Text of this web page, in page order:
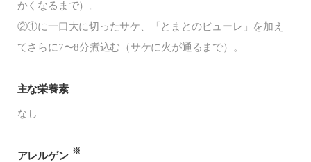
かくなるまで）。
②①に一口大に切ったサケ、「とまとのピューレ」を加え
てさらに7〜8分煮込む（サケに火が通るまで）。
主な栄養素
なし
アレルゲン ※